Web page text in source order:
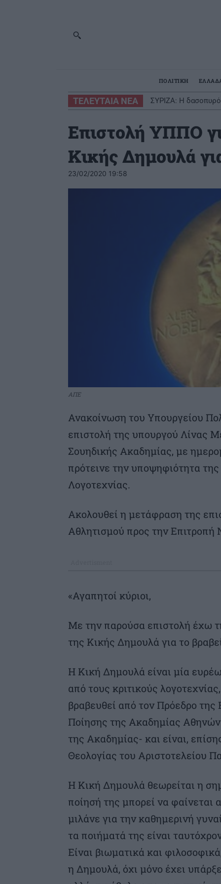
ΠΟΛΙΤΙΚΗ
ΤΕΛΕΥΤΑΙΑ ΝΕΑ ΣΥΡΙΖΑ: Η
Επιστολή ΥΠΠΟ
Κικής Δημουλά
23/02/2020 19:58
ΑΠΕ
Ανακοίνωση του Υπουργείου
επιστολή της υπουργού Λίνας
Σουηδικής Ακαδημίας, με
πρότεινε την υποψηφιότητα
Λογοτεχνίας.
Ακολουθεί η μετάφραση της
Αθλητισμού προς την
«Αγαπητοί κύριοι,
Με την παρούσα επιστολή έχω
της Κικής Δημουλά για το
Η Κική Δημουλά είναι μία
από τους κριτικούς
βραβευθεί από τον Πρόεδρο
Ποίησης της Ακαδημίας Αθηνών
της Ακαδημίας- και είναι,
Θεολογίας του Αριστοτελείου
Η Κική Δημουλά θεωρείται η
ποίησή της μπορεί να φαίνεται
μιλάνε για την καθημερινή
τα ποιήματά της είναι
Είναι βιωματικά και
η Δημουλά, όχι μόνο έχει